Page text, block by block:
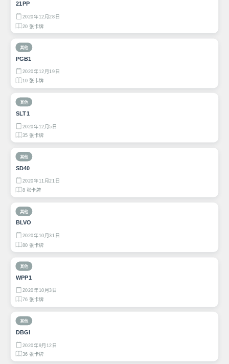
21PP
2020年12月28日
20 张卡牌
其他
PGB1
2020年12月19日
10 张卡牌
其他
SLT1
2020年12月5日
35 张卡牌
其他
SD40
2020年11月21日
8 张卡牌
其他
BLVO
2020年10月31日
80 张卡牌
其他
WPP1
2020年10月3日
76 张卡牌
其他
DBGI
2020年9月12日
36 张卡牌